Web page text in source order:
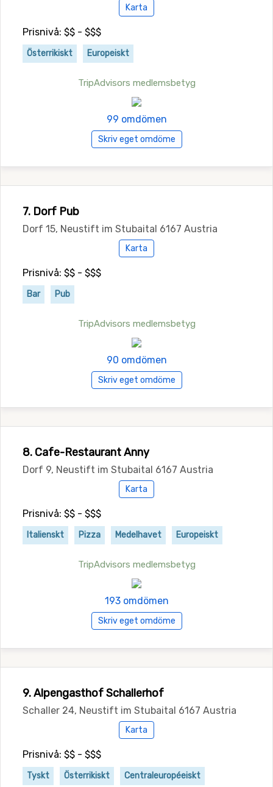
Karta
Prisnivå: $$ - $$$
Österrikiskt Europeiskt
TripAdvisors medlemsbetyg
99 omdömen
Skriv eget omdöme
7. Dorf Pub
Dorf 15, Neustift im Stubaital 6167 Austria
Karta
Prisnivå: $$ - $$$
Bar Pub
TripAdvisors medlemsbetyg
90 omdömen
Skriv eget omdöme
8. Cafe-Restaurant Anny
Dorf 9, Neustift im Stubaital 6167 Austria
Karta
Prisnivå: $$ - $$$
Italienskt Pizza Medelhavet Europeiskt
TripAdvisors medlemsbetyg
193 omdömen
Skriv eget omdöme
9. Alpengasthof Schallerhof
Schaller 24, Neustift im Stubaital 6167 Austria
Karta
Prisnivå: $$ - $$$
Tyskt Österrikiskt Centraleuropéeiskt